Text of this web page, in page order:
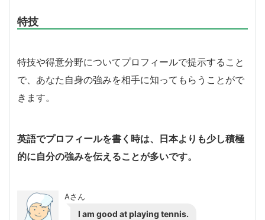
特技
特技や得意分野についてプロフィールで提示すること
で、あなた自身の強みを相手に知ってもらうことがで
きます。
英語でプロフィールを書く時は、日本よりも少し積極
的に自分の強みを伝えることが多いです。
Aさん
I am good at playing tennis.